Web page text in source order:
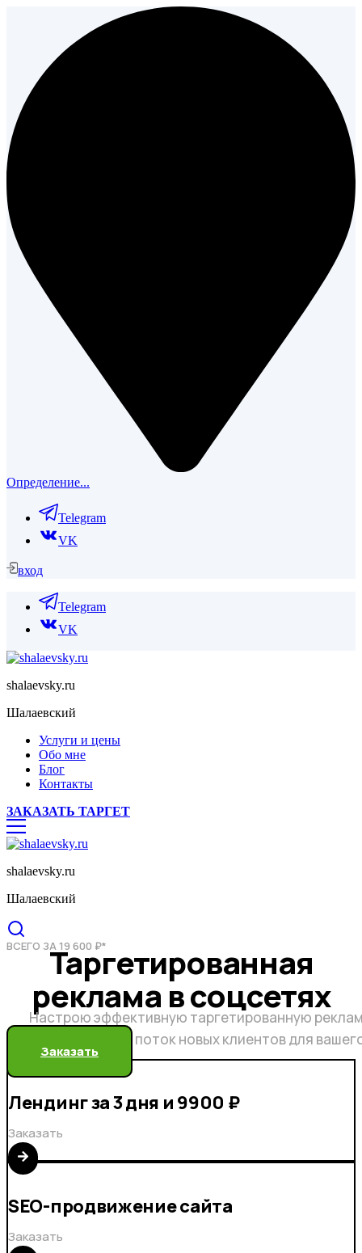
Определение...
Telegram
VK
вход
Telegram
VK
shalaevsky.ru
Шалаевский
Услуги и цены
Обо мне
Блог
Контакты
ЗАКАЗАТЬ ТАРГЕТ
shalaevsky.ru
Шалаевский
ВСЕГО ЗА 19 600 ₽*
Таргетированная
реклама в соцсетях
Настрою эффективную таргетированную
бесконечный поток новых клиентов для
Заказать
Лендинг за 3 дня и 9900 ₽
Заказать
SEO-продвижение сайта
Заказать